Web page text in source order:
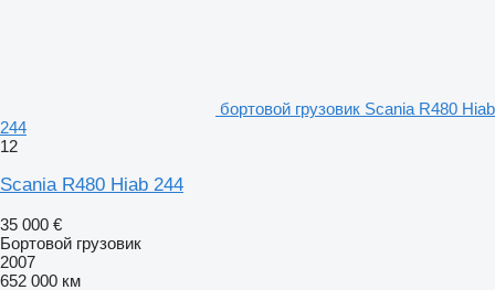
бортовой грузовик Scania R480 Hiab
244
12
Scania R480 Hiab 244
35 000 €
Бортовой грузовик
2007
652 000 км